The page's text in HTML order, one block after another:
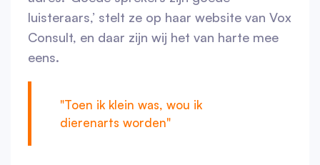
luisteraars,’ stelt ze op haar website van Vox
Consult, en daar zijn wij het van harte mee
eens.
"Toen ik klein was, wou ik
dierenarts worden"